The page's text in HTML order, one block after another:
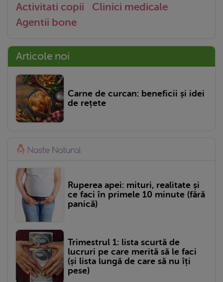
Activitati copii
Clinici medicale
Agentii bone
Articole noi
Carne de curcan: beneficii și idei
de rețete
Ruperea apei: mituri, realitate și
ce faci în primele 10 minute (fără
panică)
Trimestrul 1: lista scurtă de
lucruri pe care merită să le faci
(și lista lungă de care să nu îți
pese)